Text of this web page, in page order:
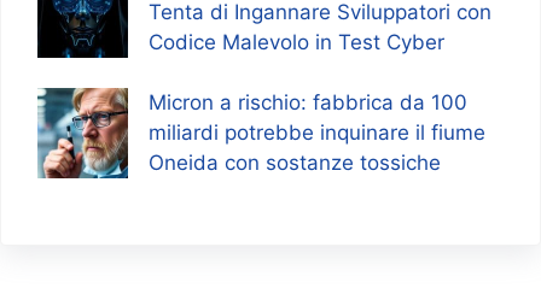
Tenta di Ingannare Sviluppatori con
Codice Malevolo in Test Cyber
Micron a rischio: fabbrica da 100
miliardi potrebbe inquinare il fiume
Oneida con sostanze tossiche